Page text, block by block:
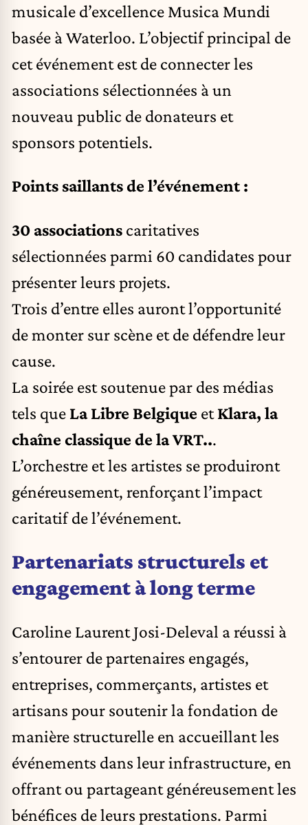
musicale d’excellence Musica Mundi
basée à Waterloo. L’objectif principal de
cet événement est de connecter les
associations sélectionnées à un
nouveau public de donateurs et
sponsors potentiels.
Points saillants de l’événement :
30 associations caritatives
sélectionnées parmi 60 candidates pour
présenter leurs projets.
Trois d’entre elles auront l’opportunité
de monter sur scène et de défendre leur
cause.
La soirée est soutenue par des médias
tels que La Libre Belgique etKlara, la
chaîne classique de la VRT...
L’orchestre et les artistes se produiront
généreusement, renforçant l’impact
caritatif de l’événement.
Partenariats structurels et
engagement à long terme
Caroline Laurent Josi-Deleval a réussi à
s’entourer de partenaires engagés,
entreprises, commerçants, artistes et
artisans pour soutenir la fondation de
manière structurelle en accueillant les
événements dans leur infrastructure, en
offrant ou partageant généreusement les
bénéfices de leurs prestations. Parmi